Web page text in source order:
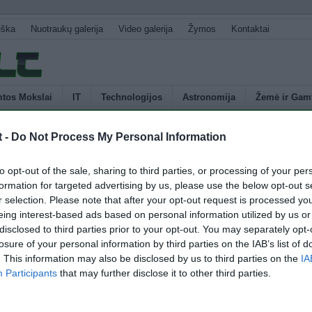
- Do Not Process My Personal Information
opt-out of the sale, sharing to third parties, or processing of your
for targeted advertising by us, please use the below opt-out
selection. Please note that after your opt-out request is processed
interest-based ads based on personal information utilized by us
to third parties prior to your opt-out. You may separately
of your personal information by third parties on the IAB’s list of
This information may also be disclosed by us to third parties on the
Participants that may further disclose it to other third parties.
Nuotraukų galerija Video galerija Žymos Kontaktai
Mokslai IT Technologijos Astronomija Žemė ir
chirurgų komanda Brigham and Women‘s ligoninėje (BWH) atliko
(FFT) Amerikoje, tai buvo trečioji tokio pobūdžio operacija
metais. „Kitaip nei standartinė rekonstrukcija, veido transplantacija
deformuotoms savybėms ir funkcionavimui normalią būklę, ko
rekonstrukcinė plastinė chirurgijos technika“, – teigė Dr. Bohdan